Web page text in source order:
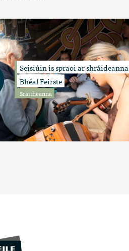
Seisiúin is spraoi ar shráideanna
Bhéal Feirste
Sraitheanna